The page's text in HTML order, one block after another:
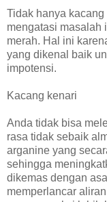
Tidak hanya
mengatasi masalah
merah. Hal ini
yang dikenal baik
impotensi.
Kacang kenari
Anda tidak bisa
rasa tidak sebaik
arganine yang
sehingga
dikemas dengan
memperlancar